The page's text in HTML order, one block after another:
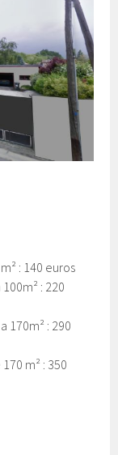
: 140 euros
: 220
170m² : 290
m² : 350